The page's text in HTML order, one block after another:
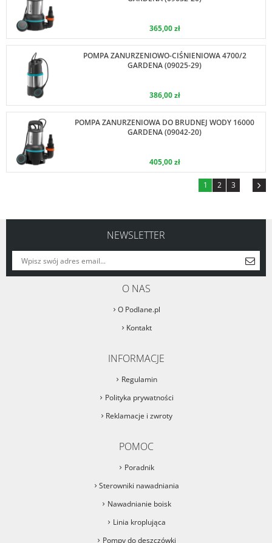
365,00 zł
POMPA ZANURZENIOWO-CIŚNIENIOWA 4700/2
GARDENA (09025-29)
386,00 zł
POMPA ZANURZENIOWA DO BRUDNEJ WODY 16000
GARDENA (09042-20)
405,00 zł
1 2 3
NEWSLETTER
O NAS
O Podlane.pl
Kontakt
INFORMACJE
Regulamin
Polityka prywatności
Reklamacje i zwroty
POMOC
Poradnik
Sterowniki nawadniania
Nawadnianie boisk
Linia kroplująca
Pompy do deszczówki